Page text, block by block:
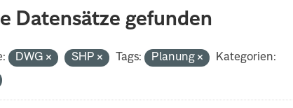
Datensätze gefunden
DWG SHP Tags: Planung
Kategorien: